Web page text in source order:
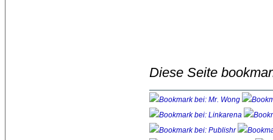
Diese Seite